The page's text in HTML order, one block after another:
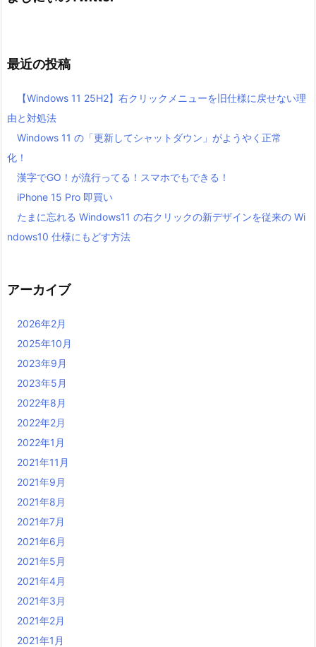
最近の投稿
【Windows 11 25H2】右クリックメニューを旧仕様に戻せない理
由と対処法
Windows 11 の「更新してシャットダウン」がようやく正常
化！
漢字でGO！が流行ってる！スマホでもできる！
iPhone 15 Pro 即買い
たまに忘れる Windows11 の右クリックの新デザインを従来の Wi
ndows10 仕様にもどす方法
アーカイブ
2026年2月
2025年10月
2023年9月
2023年5月
2022年8月
2022年2月
2022年1月
2021年11月
2021年9月
2021年8月
2021年7月
2021年6月
2021年5月
2021年4月
2021年3月
2021年2月
2021年1月